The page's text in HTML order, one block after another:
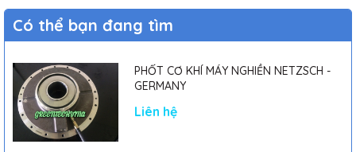
Có thể bạn đang tìm
PHỐT CƠ KHÍ MÁY NGHIỀN NETZSCH -
GERMANY
Liên hệ